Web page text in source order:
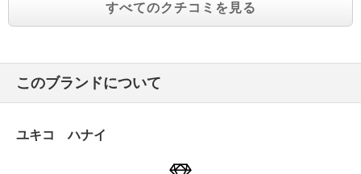
すべてのクチコミを見る
このブランドについて
ユキコ ハナイ